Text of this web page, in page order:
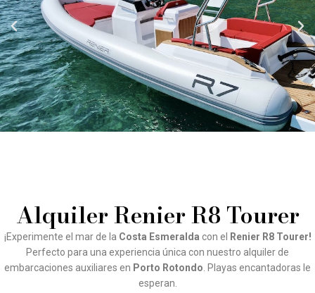
Alquiler Renier R8 Tourer
¡Experimente el mar de la Costa Esmeralda con el
Renier R8 Tourer!
Perfecto para una experiencia única con nuestro alquiler de
embarcaciones auxiliares en Porto Rotondo . Playas encantadoras le
esperan.